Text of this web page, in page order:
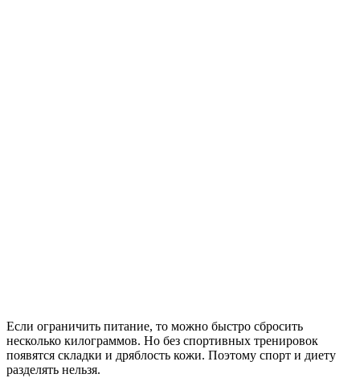
Если ограничить питание, то можно быстро сбросить
несколько килограммов. Но без спортивных тренировок
появятся складки и дряблость кожи. Поэтому спорт и диету
разделять нельзя.